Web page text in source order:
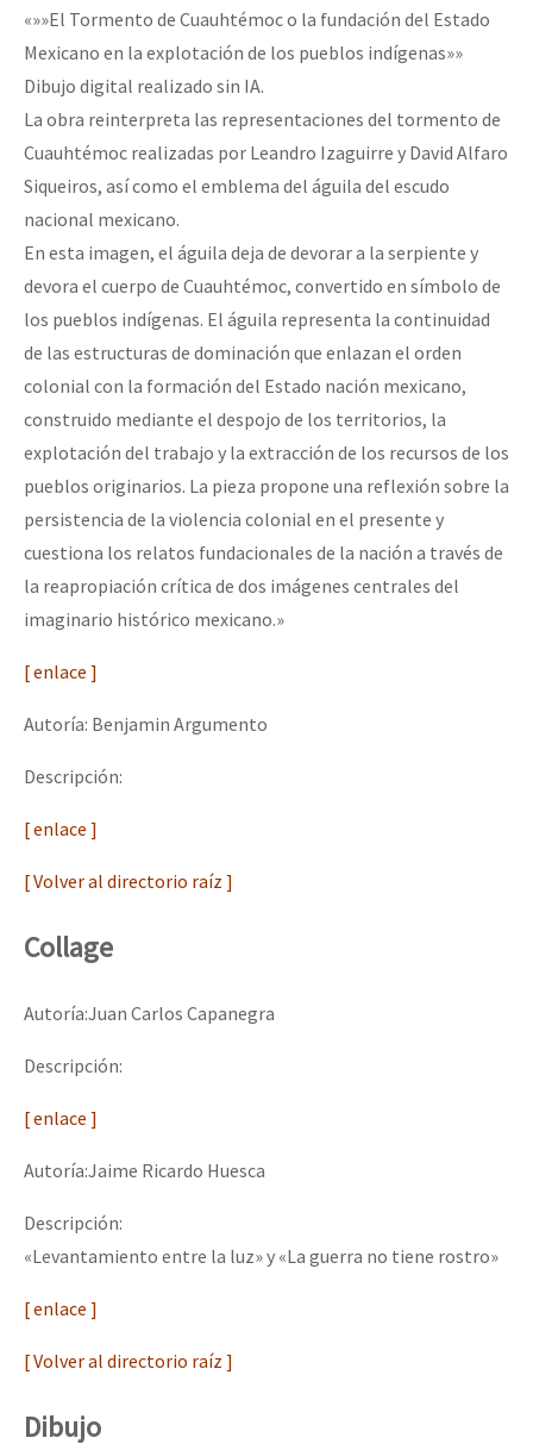
«»»El Tormento de Cuauhtémoc o la fundación del Estado
Mexicano en la explotación de los pueblos indígenas»»
Dibujo digital realizado sin IA.
La obra reinterpreta las representaciones del tormento de
Cuauhtémoc realizadas por Leandro Izaguirre y David Alfaro
Siqueiros, así como el emblema del águila del escudo
nacional mexicano.
En esta imagen, el águila deja de devorar a la serpiente y
devora el cuerpo de Cuauhtémoc, convertido en símbolo de
los pueblos indígenas. El águila representa la continuidad
de las estructuras de dominación que enlazan el orden
colonial con la formación del Estado nación mexicano,
construido mediante el despojo de los territorios, la
explotación del trabajo y la extracción de los recursos de los
pueblos originarios. La pieza propone una reflexión sobre la
persistencia de la violencia colonial en el presente y
cuestiona los relatos fundacionales de la nación a través de
la reapropiación crítica de dos imágenes centrales del
imaginario histórico mexicano.»
[ enlace ]
Autoría: Benjamin Argumento
Descripción:
[ enlace ]
[ Volver al directorio raíz ]
Collage
Autoría:Juan Carlos Capanegra
Descripción:
[ enlace ]
Autoría:Jaime Ricardo Huesca
Descripción:
«Levantamiento entre la luz» y «La guerra no tiene rostro»
[ enlace ]
[ Volver al directorio raíz ]
Dibujo